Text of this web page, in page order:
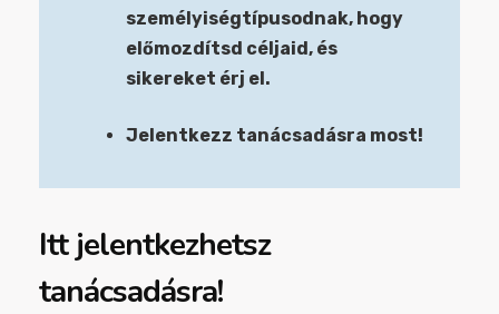
személyiségtípusodnak, hogy
előmozdítsd céljaid, és
sikereket érj el.
Jelentkezz tanácsadásra most!
Itt jelentkezhetsz
tanácsadásra!